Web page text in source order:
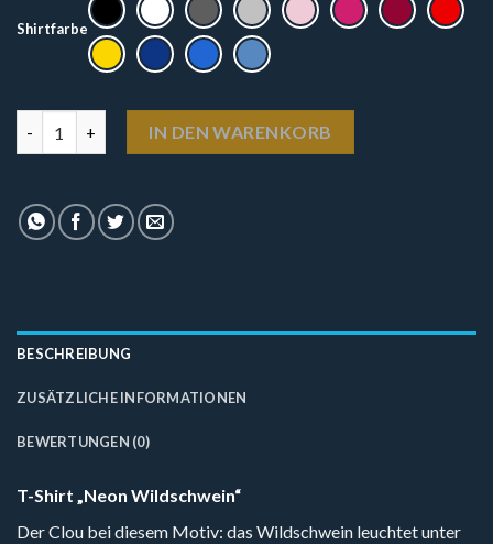
Shirtfarbe
IN DEN WARENKORB
BESCHREIBUNG
ZUSÄTZLICHE INFORMATIONEN
BEWERTUNGEN (0)
T-Shirt „Neon Wildschwein“
Der Clou bei diesem Motiv: das Wildschwein leuchtet unter